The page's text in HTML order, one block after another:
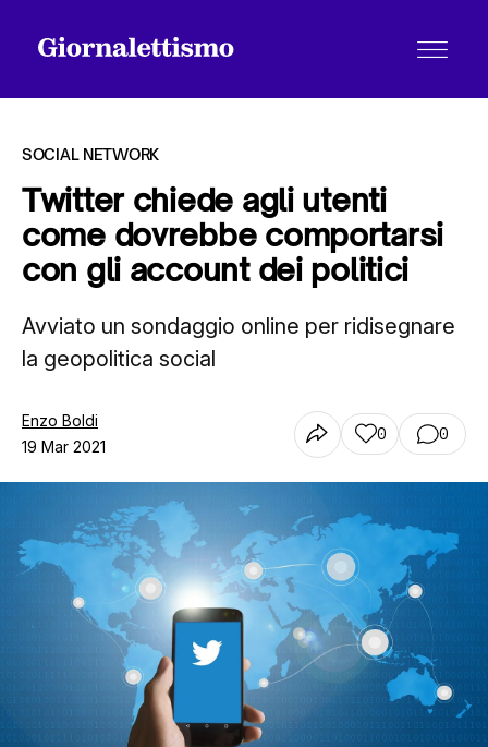
Tutti gli articoli
Chi siamo
Contatti
SOCIAL NETWORK
Twitter chiede agli utenti
come dovrebbe comportarsi
con gli account dei politici
Avviato un sondaggio online per ridisegnare
la geopolitica social
Enzo Boldi
19 Mar 2021
0 0